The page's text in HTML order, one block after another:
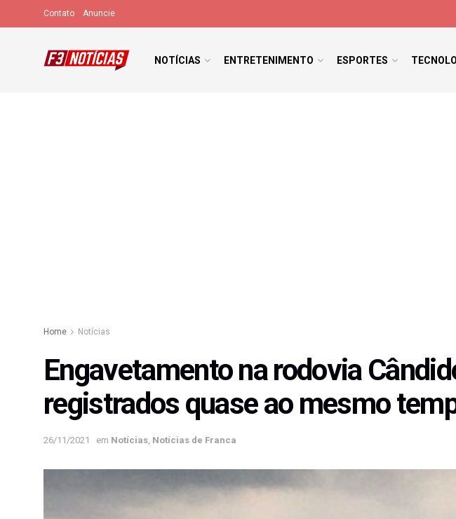
Contato Anuncie
NOTÍCIAS ENTRETENIMENTO ESPORTES
Home Notícias
Engavetamento na rodovia
registrados quase ao mesmo
26/11/2021 em Notícias Notícias de Franca